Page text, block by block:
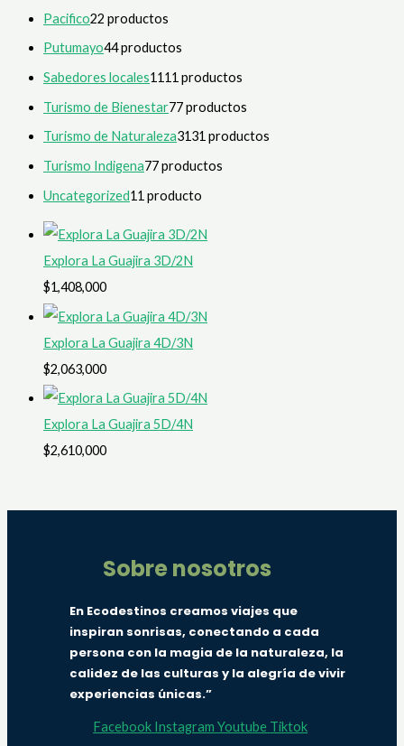
Pacifico22 productos
Putumayo44 productos
Sabedores locales1111 productos
Turismo de Bienestar77 productos
Turismo de Naturaleza3131 productos
Turismo Indigena77 productos
Uncategorized11 producto
Explora La Guajira 3D/2N
$1,408,000
Explora La Guajira 4D/3N
$2,063,000
Explora La Guajira 5D/4N
$2,610,000
Sobre nosotros
En Ecodestinos creamos viajes que
inspiran sonrisas, conectando a cada
persona con la magia de la naturaleza, la
calidez de las culturas y la alegría de vivir
experiencias únicas.”
Facebook Instagram Youtube Tiktok